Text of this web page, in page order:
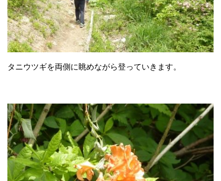
タニウツギを両側に眺めながら登っていきます。